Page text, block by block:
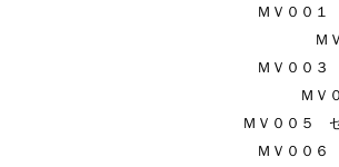
ＭＶ００１
Ｍ
ＭＶ００３
ＭＶ
ＭＶ００５
ＭＶ００６